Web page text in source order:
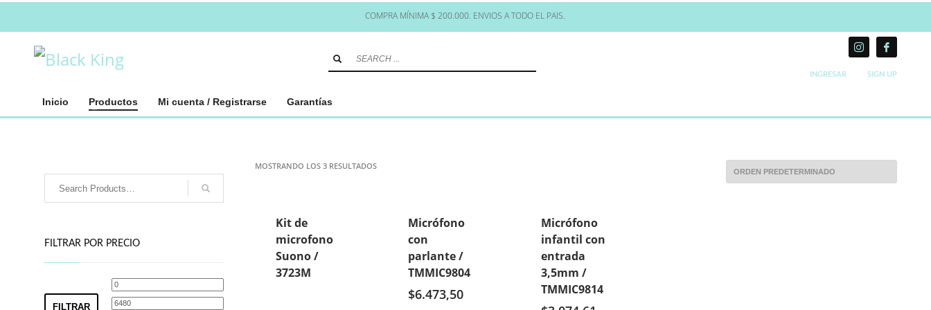
COMPRA MÍNIMA $ 200.000. ENVIOS A TODO EL PAIS.
INGRESAR SIGN UP
Inicio Productos Mi cuenta / Registrarse Garantías
MOSTRANDO LOS 3 RESULTADOS
Kit de
microfono
Suono /
3723M
Micrófono
con
parlante /
TMMIC9804
$6.473,50
Micrófono
infantil con
entrada
3,5mm /
TMMIC9814
FILTRAR POR PRECIO
Precio
mínimo
FILTRAR